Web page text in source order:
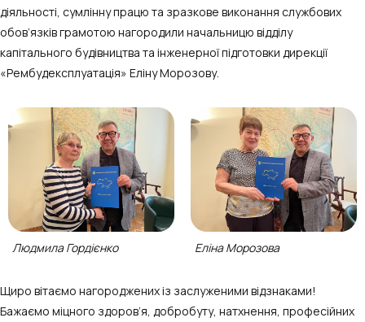
діяльності, сумлінну працю та зразкове виконання службових
обов’язків грамотою нагородили начальницю відділу
капітального будівництва та інженерної підготовки дирекції
«Рембудексплуатація» Еліну Морозову.
Людмила Гордієнко Еліна Морозова
Щиро вітаємо нагороджених із заслуженими відзнаками!
Бажаємо міцного здоров’я, добробуту, натхнення, професійних